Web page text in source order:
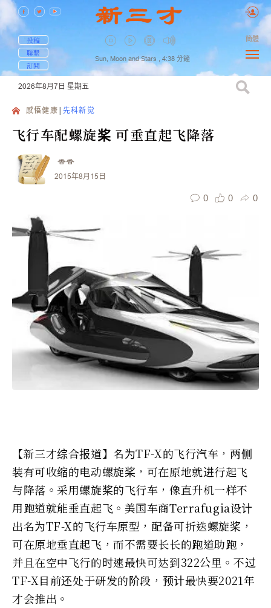
投稿
聯繫
訂閱
Sun, Moon and Stars , 4:38 分鐘
簡體
2026年8月7日 星期五
感悟健康 先科新觉
飞行车配螺旋桨 可垂直起飞降落
香香
2015年8月15日
0 0 0
【新三才综合报道】名为TF-X的飞行汽车，两侧
装有可收缩的电动螺旋桨，可在原地就进行起飞
与降落。采用螺旋桨的飞行车，像直升机一样不
用跑道就能垂直起飞。美国车商Terrafugia设计
出名为TF-X的飞行车原型，配备可折迭螺旋桨，
可在原地垂直起飞，而不需要长长的跑道助跑，
并且在空中飞行的时速最快可达到322公里。不过
TF-X目前还处于研发的阶段，预计最快要2021年
才会推出。